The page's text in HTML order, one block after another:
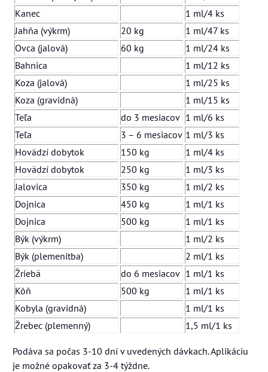
Kanec
1 ml/4 ks
Jahňa (výkrm)
20 kg
1 ml/47 ks
Ovca (jalová)
60 kg
1 ml/24 ks
Bahnica
1 ml/12 ks
Koza (jalová)
1 ml/25 ks
Koza (gravidná)
1 ml/15 ks
Teľa
do 3 mesiacov 1 ml/6 ks
Teľa
3 – 6 mesiacov 1 ml/3 ks
Hovädzí dobytok
150 kg
1 ml/4 ks
Hovädzí dobytok
250 kg
1 ml/3 ks
Jalovica
350 kg
1 ml/2 ks
Dojnica
450 kg
1 ml/1 ks
Dojnica
500 kg
1 ml/1 ks
Býk (výkrm)
1 ml/2 ks
Býk (plemenitba)
2 ml/1 ks
Žriebä
do 6 mesiacov 1 ml/1 ks
Kôň
500 kg
1 ml/1 ks
Kobyla (gravidná)
1 ml/1 ks
Žrebec (plemenný)
1,5 ml/1 ks
Podáva sa počas 3-10 dní v uvedených dávkach. Aplikáciu
je možné opakovať za 3-4 týždne.